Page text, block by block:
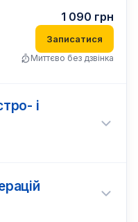
1 090 грн
Записатися
Миттєво без дзвінка
і